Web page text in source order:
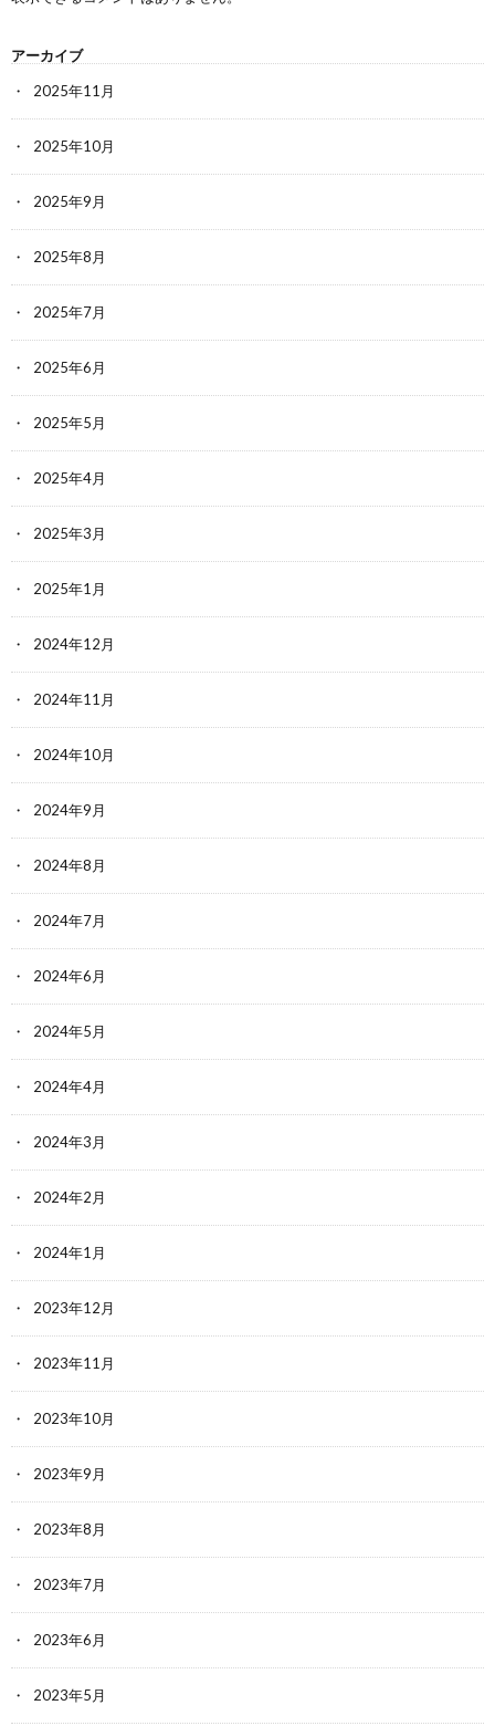
アーカイブ
2025年11月
2025年10月
2025年9月
2025年8月
2025年7月
2025年6月
2025年5月
2025年4月
2025年3月
2025年1月
2024年12月
2024年11月
2024年10月
2024年9月
2024年8月
2024年7月
2024年6月
2024年5月
2024年4月
2024年3月
2024年2月
2024年1月
2023年12月
2023年11月
2023年10月
2023年9月
2023年8月
2023年7月
2023年6月
2023年5月